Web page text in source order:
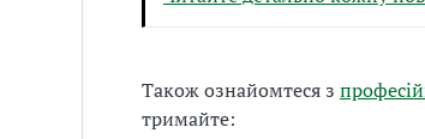
Також ознайомтеся з
тримайте: